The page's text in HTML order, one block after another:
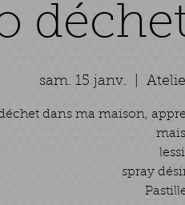
sam. 15 janv.
dans ma maison,
spray